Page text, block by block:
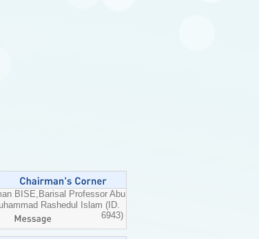
Professor Abu
Rashedul Islam (ID.
6943)